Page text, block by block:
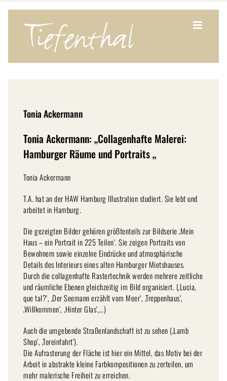
Tonia Ackermann
Tonia Ackermann: „Collagenhafte Malerei:
Hamburger Räume und Portraits „
Tonia Ackermann
T.A. hat an der HAW Hamburg Illustration studiert. Sie lebt und
arbeitet in Hamburg.
Die gezeigten Bilder gehören größtenteils zur Bildserie ‚Mein
Haus – ein Portrait in 225 Teilen‘. Sie zeigen Portraits von
Bewohnern sowie einzelne Eindrücke und atmosphärische
Details des Interieurs eines alten Hamburger Mietshauses.
Durch die collagenhafte Rastertechnik werden mehrere zeitliche
und räumliche Ebenen gleichzeitig im Bild organisiert. (‚Lucia,
que tal?‘, ‚Der Seemann erzählt vom Meer‘, ‚Treppenhaus‘,
‚Willkommen‘, ‚Hinter Glas‘,…)
Auch die umgebende Straßenlandschaft ist zu sehen (‚Lamb
Shop‘, ‚Toreinfahrt‘).
Die Aufrasterung der Fläche ist hier ein Mittel, das Motiv bei der
Arbeit in abstrakte kleine Farbkompositionen zu zerteilen, um
mehr malerische Freiheit zu erreichen.